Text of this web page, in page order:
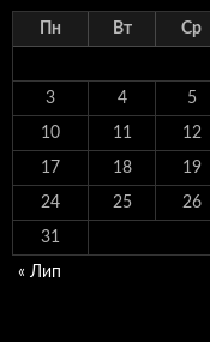
Пн Вт Ср
3 4 5
10 11 12
17 18 19
24 25 26
31
« Лип